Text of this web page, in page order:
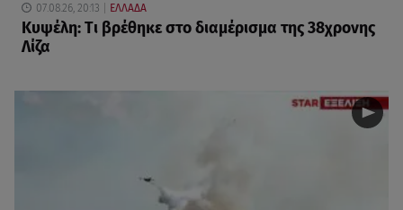
07.08.26, 20:13 ΕΛΛΑΔΑ
Κυψέλη: Tι βρέθηκε στο διαμέρισμα της 38χρονης
Λίζα